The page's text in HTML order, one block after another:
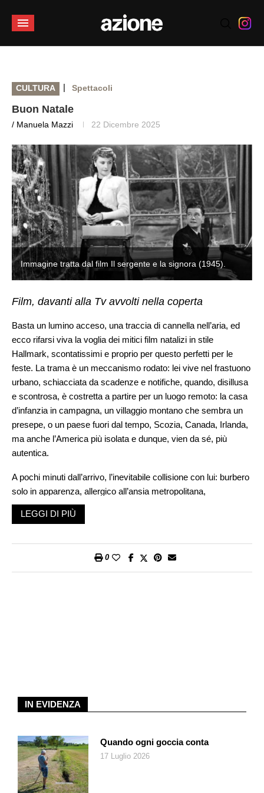
CULTURA | Spettacoli
Buon Natale
/ Manuela Mazzi 22 Dicembre 2025
Immagine tratta dal film Il sergente e la signora (1945).
Film, davanti alla Tv avvolti nella coperta
Basta un lumino acceso, una traccia di cannella nell’aria, ed
ecco rifarsi viva la voglia dei mitici film natalizi in stile
Hallmark, scontatissimi e proprio per questo perfetti per le
feste. La trama è un meccanismo rodato: lei vive nel frastuono
urbano, schiacciata da scadenze e notifiche, quando, disillusa
e scontrosa, è costretta a partire per un luogo remoto: la casa
d’infanzia in campagna, un villaggio montano che sembra un
presepe, o un paese fuori dal tempo, Scozia, Canada, Irlanda,
ma anche l’America più isolata e dunque, vien da sé, più
autentica.
A pochi minuti dall’arrivo, l’inevitabile collisione con lui: burbero
solo in apparenza, allergico all’ansia metropolitana,
ostinatamente affezionato alla sua routine. Si sopportano a
fatica, si punzecchiano, si fraintendono, fino a scoprirsi alleati
pista di ghiaccio, o condividono un’ora di tregua davanti a un
vischio, e la neve che fa il suo rispettando l’ingaggio della
Anche quest’anno le piattaforme hanno sfornato decine di titoli
nuovi alla maniera del divertenteCome in un film di Natale
si fa il verso da solo. Eppure accendere la tele per vederne
uno è come accendere l’albero e avviare il vinile con le
LEGGI DI PIÙ
0
IN EVIDENZA
Quando ogni goccia conta
17 Luglio 2026